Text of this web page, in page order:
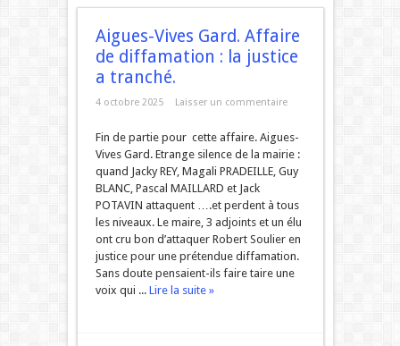
Aigues-Vives Gard. Affaire
de diffamation : la justice
a tranché.
4 octobre 2025 Laisser un commentaire
Fin de partie pour cette affaire. Aigues-
Vives Gard. Etrange silence de la mairie :
quand Jacky REY, Magali PRADEILLE, Guy
BLANC, Pascal MAILLARD et Jack
POTAVIN attaquent ….et perdent à tous
les niveaux. Le maire, 3 adjoints et un élu
ont cru bon d’attaquer Robert Soulier en
justice pour une prétendue diffamation.
Sans doute pensaient-ils faire taire une
voix qui ... Lire la suite »